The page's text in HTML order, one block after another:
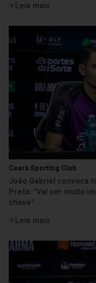
Leia mais
Ceará Sporting Club
João Gabriel convoca
Preta: "Vai ser muito
chave"
Leia mais